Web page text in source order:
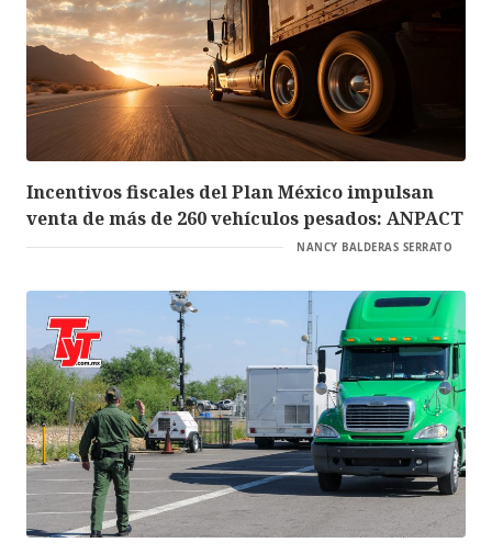
Incentivos fiscales del Plan México impulsan
venta de más de 260 vehículos pesados: ANPACT
NANCY BALDERAS SERRATO